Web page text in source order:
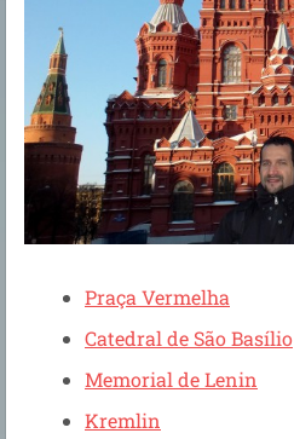
Praça Vermelha
Catedral de São Basílio
Memorial de Lenin
Kremlin